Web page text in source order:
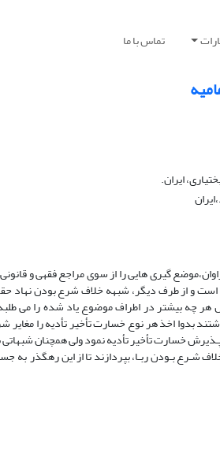
تماس با ما
ایران.
گیرى هایی را از سوى مراجع فقهى و
و از طرف دیگر، شبهه خلاف شرع بودن نهاد
چه بیشتر در اطراف موضوع یاد شده را مى
بدوا اخذ هر نوع خسارت تأخیر تأدیه را مغایر
خسارت تأخیر تأدیه نمود ولی همچنان
شـرع بـودن ربـا، بپردازند تا از این رهگذر